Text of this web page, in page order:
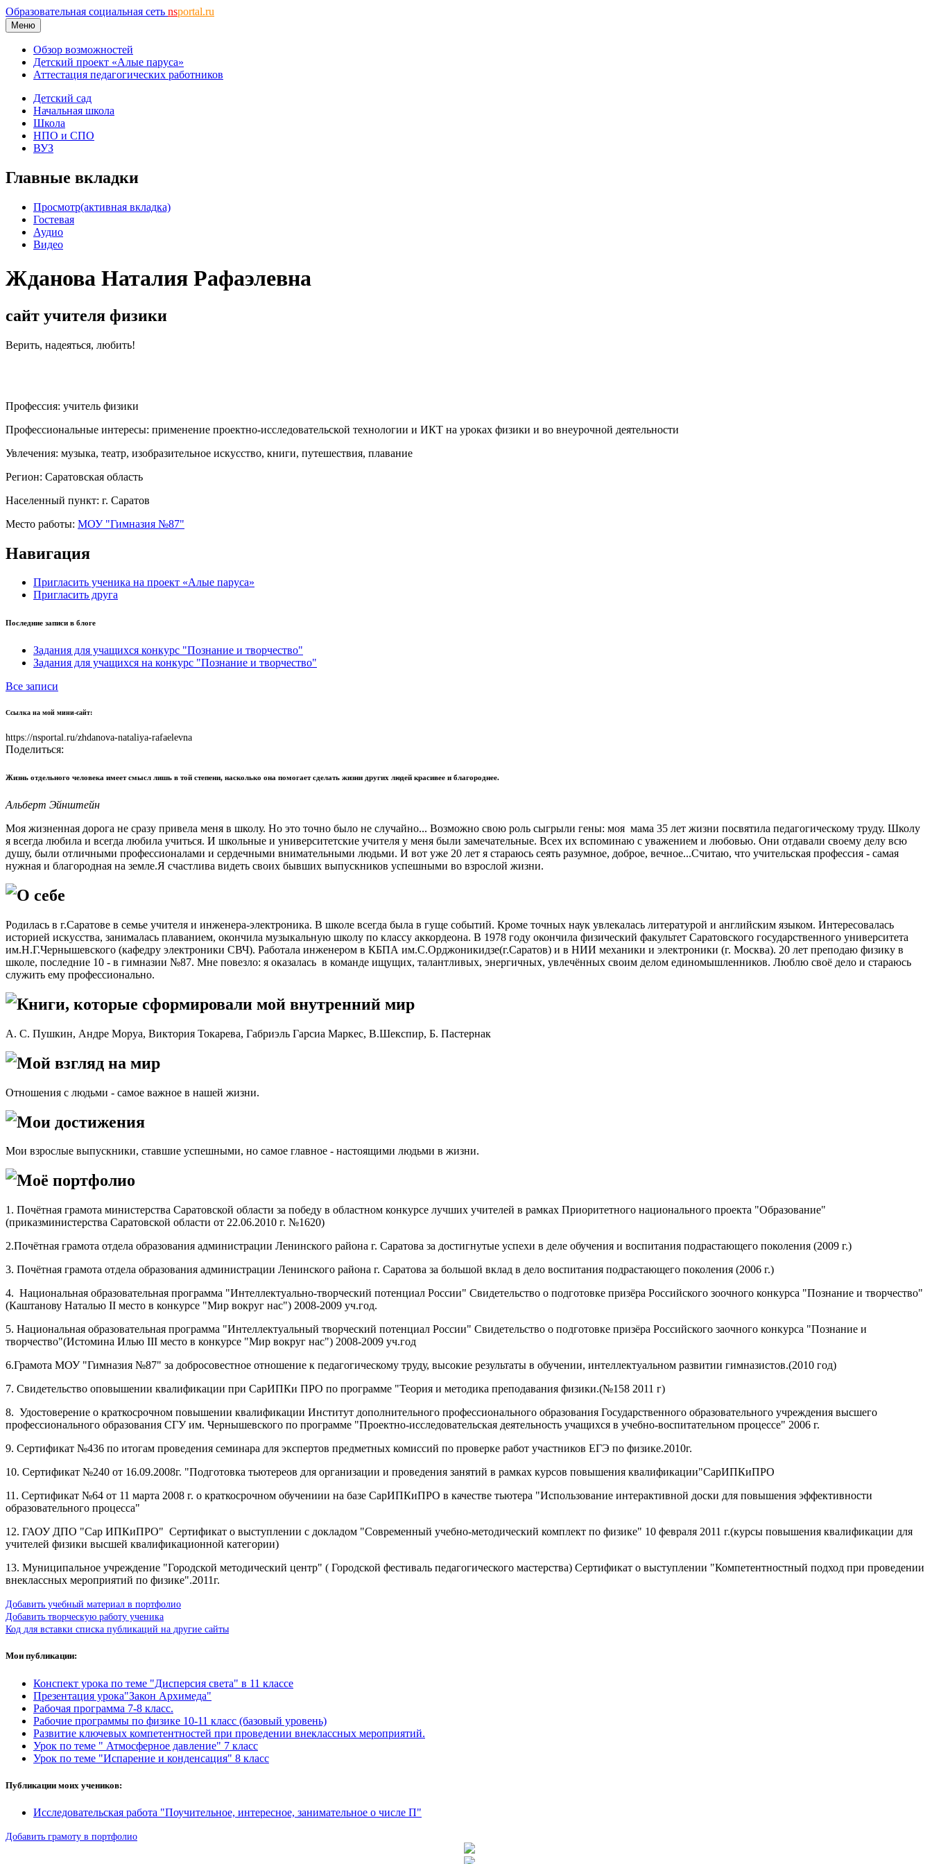
Образовательная социальная сеть nsportal.ru
Меню
Обзор возможностей
Детский проект «Алые паруса»
Аттестация педагогических работников
Детский сад
Начальная школа
Школа
НПО и СПО
ВУЗ
Главные вкладки
Просмотр(активная вкладка)
Гостевая
Аудио
Видео
Жданова Наталия Рафаэлевна
сайт учителя физики
Верить, надеяться, любить!
Профессия: учитель физики
Профессиональные интересы: применение проектно-исследовательской технологии и ИКТ на уроках физики и во внеурочной деятельности
Увлечения: музыка, театр, изобразительное искусство, книги, путешествия, плавание
Регион: Саратовская область
Населенный пункт: г. Саратов
Место работы: МОУ "Гимназия №87"
Навигация
Пригласить ученика на проект «Алые паруса»
Пригласить друга
Последние записи в блоге
Задания для учащихся конкурс "Познание и творчество"
Задания для учащихся на конкурс "Познание и творчество"
Все записи
Ссылка на мой мини-сайт:
https://nsportal.ru/zhdanova-nataliya-rafaelevna
Поделиться:
Жизнь отдельного человека имеет смысл лишь в той степени, насколько она помогает сделать жизни других людей красивее и благороднее.
Альберт Эйнштейн
Моя жизненная дорога не сразу привела меня в школу. Но это точно было не случайно... Возможно свою роль сыгрыли гены: моя мама 35 лет жизни посвятила педагогическому труду. Школу
я всегда любила и всегда любила учиться. И школьные и университетские учителя у меня были замечательные. Всех их вспоминаю с уважением и любовью. Они отдавали своему делу всю
душу, были отличными профессионалами и сердечными внимательными людьми. И вот уже 20 лет я стараюсь сеять разумное, доброе, вечное...Считаю, что учительская профессия - самая
нужная и благородная на земле.Я счастлива видеть своих бывших выпускников успешными во взрослой жизни.
О себе
Родилась в г.Саратове в семье учителя и инженера-электроника. В школе всегда была в гуще событий. Кроме точных наук увлекалась литературой и английским языком. Интересовалась
историей искусства, занималась плаванием, окончила музыкальную школу по классу аккордеона. В 1978 году окончила физический факультет Саратовского государственного университета
им.Н.Г.Чернышевского (кафедру электроники СВЧ). Работала инженером в КБПА им.С.Орджоникидзе(г.Саратов) и в НИИ механики и электроники (г. Москва). 20 лет преподаю физику в
школе, последние 10 - в гимназии №87. Мне повезло: я оказалась в команде ищущих, талантливых, энергичных, увлечённых своим делом единомышленников. Люблю своё дело и стараюсь
служить ему профессионально.
Книги, которые сформировали мой внутренний мир
А. С. Пушкин, Андре Моруа, Виктория Токарева, Габриэль Гарсиа Маркес, В.Шекспир, Б. Пастернак
Мой взгляд на мир
Отношения с людьми - самое важное в нашей жизни.
Мои достижения
Мои взрослые выпускники, ставшие успешными, но самое главное - настоящими людьми в жизни.
Моё портфолио
1. Почётная грамота министерства Саратовской области за победу в областном конкурсе лучших учителей в рамках Приоритетного национального проекта "Образование"
(приказминистерства Саратовской области от 22.06.2010 г. №1620)
2.Почётная грамота отдела образования администрации Ленинского района г. Саратова за достигнутые успехи в деле обучения и воспитания подрастающего поколения (2009 г.)
3. Почётная грамота отдела образования администрации Ленинского района г. Саратова за большой вклад в дело воспитания подрастающего поколения (2006 г.)
4. Национальная образовательная программа "Интеллектуально-творческий потенциал России" Свидетельство о подготовке призёра Российского зоочного конкурса "Познание и творчество"
(Каштанову Наталью II место в конкурсе "Мир вокруг нас") 2008-2009 уч.год.
5. Национальная образовательная программа "Интеллектуальный творческий потенциал России" Свидетельство о подготовке призёра Российского заочного конкурса "Познание и
творчество"(Истомина Илью III место в конкурсе "Мир вокруг нас") 2008-2009 уч.год
6.Грамота МОУ "Гимназия №87" за добросовестное отношение к педагогическому труду, высокие результаты в обучении, интеллектуальном развитии гимназистов.(2010 год)
7. Свидетельство оповышении квалификации при СарИПКи ПРО по программе "Теория и методика преподавания физики.(№158 2011 г)
8. Удостоверение о краткосрочном повышении квалификации Институт дополнительного профессионального образования Государственного образовательного учреждения высшего
профессионального образования СГУ им. Чернышевского по программе "Проектно-исследовательская деятельность учащихся в учебно-воспитательном процессе" 2006 г.
9. Сертификат №436 по итогам проведения семинара для экспертов предметных комиссий по проверке работ участников ЕГЭ по физике.2010г.
10. Сертификат №240 от 16.09.2008г. "Подготовка тьютереов для организации и проведения занятий в рамках курсов повышения квалификации"СарИПКиПРО
11. Сертификат №64 от 11 марта 2008 г. о краткосрочном обучениии на базе СарИПКиПРО в качестве тьютера "Использование интерактивной доски для повышения эффективности
образовательного процесса"
12. ГАОУ ДПО "Сар ИПКиПРО" Сертификат о выступлении с докладом "Современный учебно-методический комплект по физике" 10 февраля 2011 г.(курсы повышения квалификации для
учителей физики высшей квалификационной категории)
13. Муниципальное учреждение "Городской методический центр" ( Городской фестиваль педагогического мастерства) Сертификат о выступлении "Компетентностный подход при проведении
внеклассных мероприятий по физике".2011г.
Добавить учебный материал в портфолио
Добавить творческую работу ученика
Код для вставки списка публикаций на другие сайты
Мои публикации:
Конспект урока по теме "Дисперсия света" в 11 классе
Презентация урока"Закон Архимеда"
Рабочая программа 7-8 класс.
Рабочие программы по физике 10-11 класс (базовый уровень)
Развитие ключевых компетентностей при проведении внеклассных мероприятий.
Урок по теме " Атмосферное давление" 7 класс
Урок по теме "Испарение и конденсация" 8 класс
Публикации моих учеников:
Исследовательская работа "Поучительное, интересное, занимательное о числе П"
Добавить грамоту в портфолио